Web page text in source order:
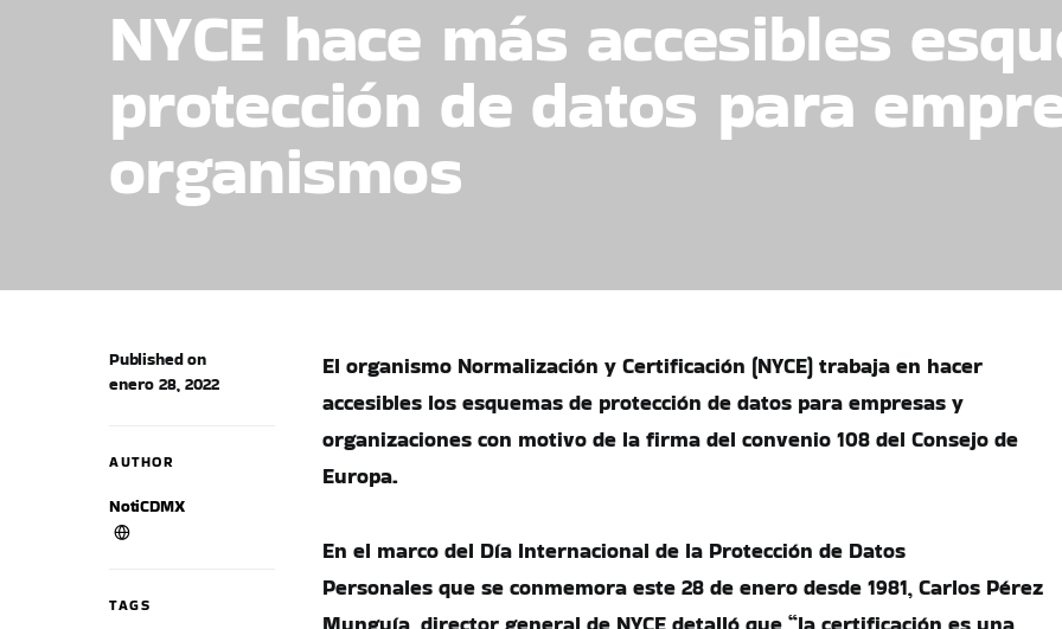
NYCE hace más accesibles
protección de datos para
organismos
Published on
enero 28, 2022
AUTHOR
NotiCDMX
TAGS
El organismo Normalización y Certificación (NYCE) trabaja en hacer
accesibles los esquemas de protección de datos para empresas y
organizaciones con motivo de la firma del convenio 108 del Consejo de
Europa.
En el marco del Día Internacional de la Protección de Datos
Personales que se conmemora este 28 de enero desde 1981, Carlos Pérez